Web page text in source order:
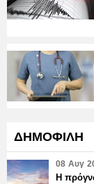
ΔΗΜΟΦΙΛΗ
08 Αυγ
Η